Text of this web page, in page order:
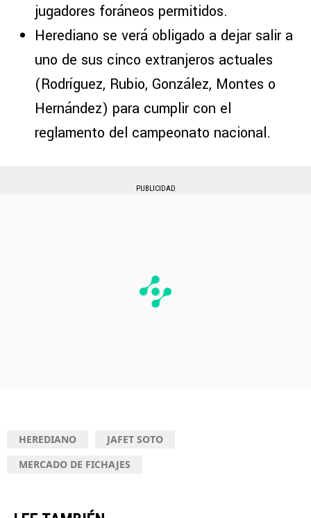
jugadores foráneos permitidos.
Herediano se verá obligado a dejar salir a
uno de sus cinco extranjeros actuales
(Rodríguez, Rubio, González, Montes o
Hernández) para cumplir con el
reglamento del campeonato nacional.
PUBLICIDAD
HEREDIANO
JAFET SOTO
MERCADO DE FICHAJES